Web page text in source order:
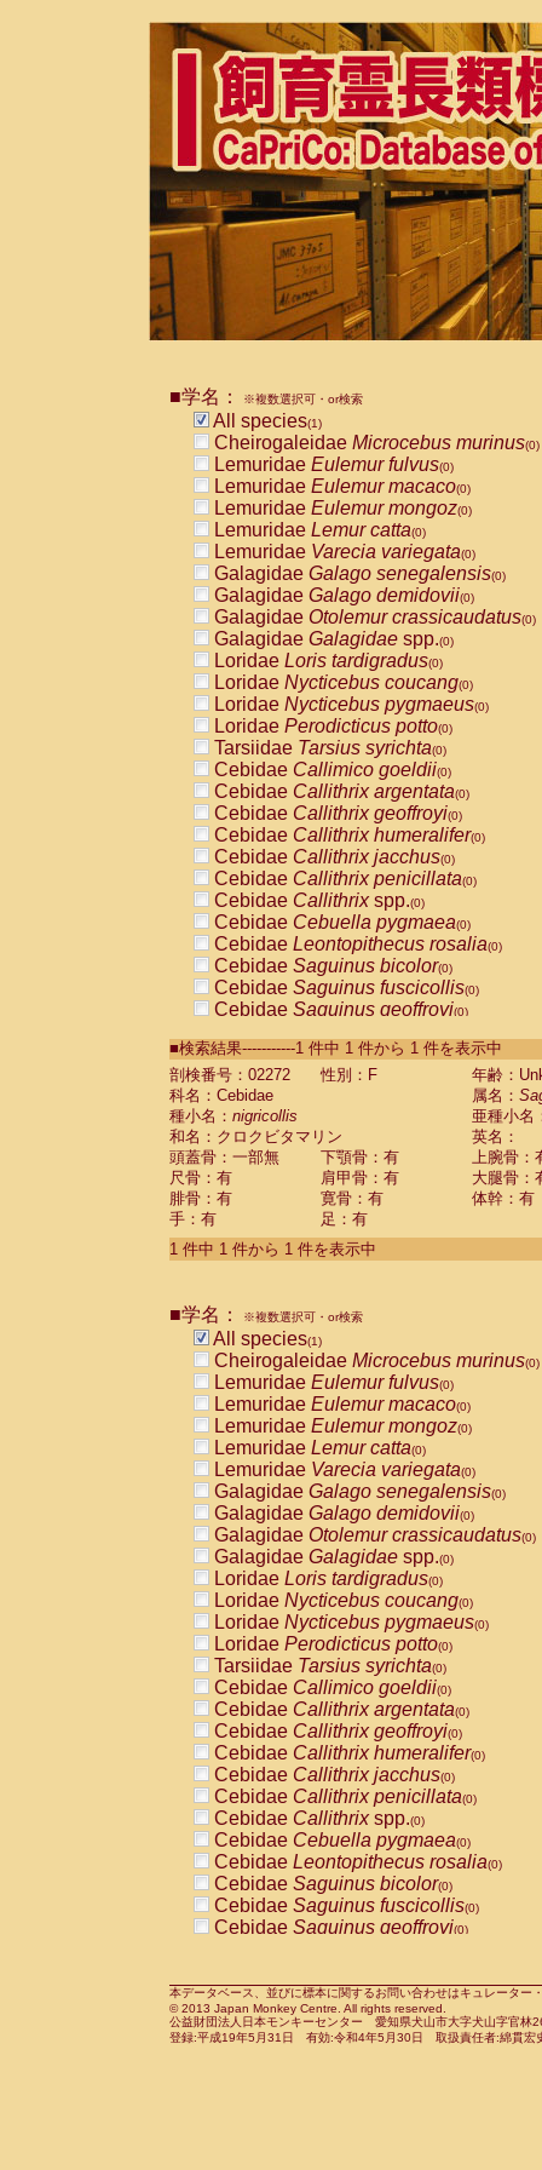
■学名： ※複数選択可・or検索
All species(1)
Cheirogaleidae Microcebus murinus(0)
Lemuridae Eulemur fulvus(0)
Lemuridae Eulemur macaco(0)
Lemuridae Eulemur mongoz(0)
Lemuridae Lemur catta(0)
Lemuridae Varecia variegata(0)
Galagidae Galago senegalensis(0)
Galagidae Galago demidovii(0)
Galagidae Otolemur crassicaudatus(0)
Galagidae Galagidae spp.(0)
Loridae Loris tardigradus(0)
Loridae Nycticebus coucang(0)
Loridae Nycticebus pygmaeus(0)
Loridae Perodicticus potto(0)
Tarsiidae Tarsius syrichta(0)
Cebidae Callimico goeldii(0)
Cebidae Callithrix argentata(0)
Cebidae Callithrix geoffroyi(0)
Cebidae Callithrix humeralifer(0)
Cebidae Callithrix jacchus(0)
Cebidae Callithrix penicillata(0)
Cebidae Callithrixspp.(0)
Cebidae Cebuella pygmaea(0)
Cebidae Leontopithecus rosalia(0)
Cebidae Saguinus bicolor(0)
Cebidae Saguinus fuscicollis(0)
Cebidae Saguinus geoffroyi(0)
CebidaeSaguinus labiatus(0)
Cebidae Saguinus leucopus (0)
Cebidae
CebidaeSaguinus mystax
CebidaeSaguinus nigricollis (1)
Cebidae Saguinus oedipus
Cebidae Saguinus weddelli
Cebidae Saguinusspp.
Cebidae Aotus trivirgatus
Cebidae Cebus albifrons
CebidaeCebus nigrivittatus
CebidaeCebus
CebidaeSaimiri boliviensis(0)
CebidaeSaimiri sciureus(0)
AtelidaeAlouatta caraya(0)
AtelidaeAlouatta fusca(0)
AtelidaeAlouatta seniculus
AtelidaeAlouattaspp.(0)
AtelidaeAteles belzebuth(0)
AtelidaeAteles geoffroyi(0)
AtelidaeAteles paniscus(0)
AtelidaeAtelesspp.(0)
Atelidae Lagothrix lagothricha
AtelidaeLagothrix lagothricha cana
PitheciidaeCacajao calvus
PitheciidaeCallicebus cupreus
PitheciidaeCallicebus donacophilus
PitheciidaeCallicebus moloch
PitheciidaeCallicebus torquatus
PitheciidaeCallicebusspp.(0)
PitheciidaeChiropotes satanas(0)
PitheciidaePithecia monachus
PitheciidaePithecia pithecia(0)
CercopithecidaeCercocebus agilis
CercopithecidaeCercocebus
CercopithecidaeCercocebus
CercopithecidaeCercocebus
CercopithecidaeCercocebus
CercopithecidaeCercocebushybrid
CercopithecidaePapio anubis(0)
CercopithecidaePapio cynocephalus
CercopithecidaePapio hamadryas(0)
■検索結果-----------1 件中 1 件から 1 件を表示中
剖検番号：02272
性別：F
年齢：
科名：Cebidae
属名：
種小名： nigricollis
亜種小名
和名：クロクビタマリン
英名：
頭蓋骨：一部無
下顎骨：有
上腕骨：
尺骨：有
肩甲骨：有
大腿骨：
腓骨：有
寛骨：有
体幹：有
手：有
足：有
1 件中 1 件から 1 件を表示中
■学名： ※複数選択可・or検索
All species(1)
Cheirogaleidae Microcebus murinus(0)
Lemuridae Eulemur fulvus(0)
Lemuridae Eulemur macaco(0)
Lemuridae Eulemur mongoz(0)
Lemuridae Lemur catta(0)
Lemuridae Varecia variegata(0)
Galagidae Galago senegalensis(0)
Galagidae Galago demidovii(0)
Galagidae Otolemur crassicaudatus(0)
Galagidae Galagidae spp.(0)
Loridae Loris tardigradus(0)
Loridae Nycticebus coucang(0)
Loridae Nycticebus pygmaeus(0)
Loridae Perodicticus potto(0)
Tarsiidae Tarsius syrichta(0)
Cebidae Callimico goeldii(0)
Cebidae Callithrix argentata(0)
Cebidae Callithrix geoffroyi(0)
Cebidae Callithrix humeralifer(0)
Cebidae Callithrix jacchus(0)
Cebidae Callithrix penicillata(0)
Cebidae Callithrixspp.(0)
Cebidae Cebuella pygmaea(0)
Cebidae Leontopithecus rosalia(0)
Cebidae Saguinus bicolor(0)
Cebidae Saguinus fuscicollis(0)
Cebidae Saguinus geoffroyi(0)
CebidaeSaguinus leucopus(0)
CebidaeSaguinus midas(0)
Cebidae Saguinus mystax(0)
本データベース、並びに標本に関するお問い合わせはキュレータ
© 2013 Japan Monkey Centre. All rights reserved.
公益財団法人日本モンキーセンター 愛知県犬山市大字犬山字官
登録:平成19年5月31日 有効:令和4年5月30日 取扱責任者:綿貫宏